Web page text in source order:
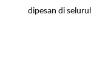
dipesan di